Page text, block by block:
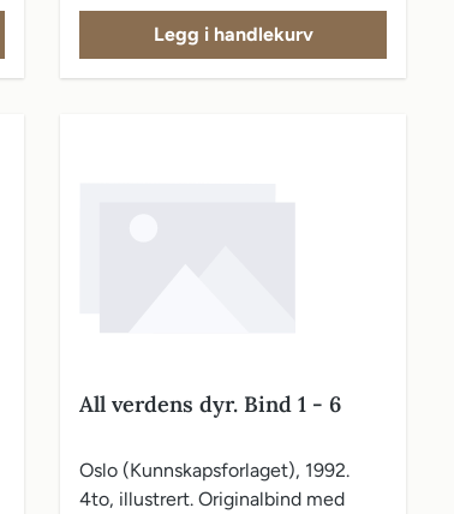
research. Edited by Universitetets
biologiske laboratorium and Statens
Legg i handlekurv
All verdens dyr. Bind 1 - 6
Oslo (Kunnskapsforlaget), 1992.
4to, illustrert. Originalbind med